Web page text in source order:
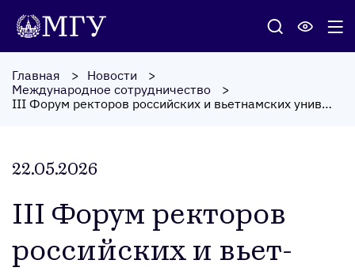
Главная
Новости
Международное сотрудничество
III Форум ректоров российских и вьетнамских университетов
22.05.2026
III Фо­рум рек­то­ров
рос­сий­ских и вь­ет­